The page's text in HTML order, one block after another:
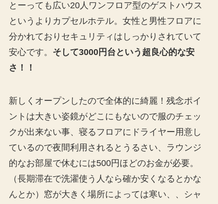
とーっても広い20人ワンフロア型のゲストハウス
というよりカプセルホテル。女性と男性フロアに
分かれておりセキュリティはしっかりされていて
安心です。 そして3000円台という超良心的な安
さ！！
新しくオープンしたので全体的に綺麗！残念ポイ
ントは大きい姿鏡がどこにもないので服のチェッ
クが出来ない事、寝るフロアにドライヤー用意し
ているので夜間利用されるとうるさい、ラウンジ
的なお部屋で休むには500円ほどのお金が必要。
（長期滞在で洗濯使う人なら確か安くなるとかな
んとか）窓が大きく場所によっては寒い、、シャ